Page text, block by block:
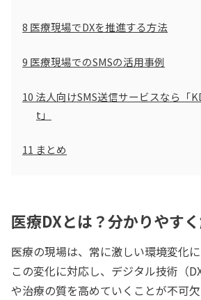
8 医療現場でDXを推進する方法
9 医療現場でのSMSの活用事例
10 法人向けSMS送信サービスなら「
t」
11 まとめ
医療DXとは？分かりやす
医療の現場は、常に激しい環境変化に
この変化に対応し、デジタル技術（
や治療の質を高めていくことが不可